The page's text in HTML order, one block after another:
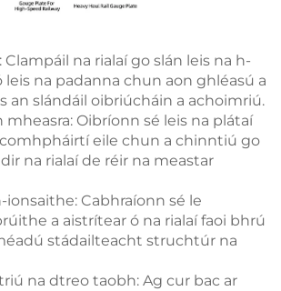
Clampáil na rialaí go slán leis na h-
na padanna chun aon ghléasú a
an slándáil oibriúcháin a achoimriú.
mheasra: Oibríonn sé leis na plátaí
comhpháirtí eile chun a chinntiú go
na rialaí de réir na meastar
ionsaithe: Cabhraíonn sé le
a aistrítear ó na rialaí faoi bhrú
stádailteacht struchtúr na
na dtreo taobh: Ag cur bac ar